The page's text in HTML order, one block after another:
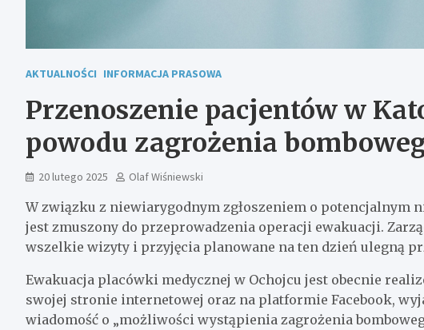
AKTUALNOŚCI INFORMACJA PRASOWA
Przenoszenie pacjentów w
powodu zagrożenia
20 lutego 2025 Olaf Wiśniewski
W związku z niewiarygodnym zgłoszeniem o potencjalnym
jest zmuszony do przeprowadzenia operacji ewakuacji.
wszelkie wizyty i przyjęcia planowane na ten dzień ulegną
Ewakuacja placówki medycznej w Ochojcu jest obecnie
swojej stronie internetowej oraz na platformie Facebook,
wiadomość o „możliwości wystąpienia zagrożenia